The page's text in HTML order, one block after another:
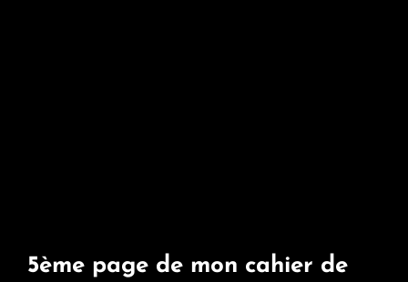
5ème page de mon cahier de